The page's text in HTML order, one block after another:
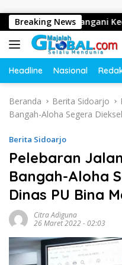
Breaking News
Cepat Tangani
Headline Nasional
Beranda Berita Sidoarjo
Bangah-Aloha Segera
Berita Sidoarjo
Pelebaran
Bangah-Aloha
Dinas PU Bina
Citra Adiguna
26 Maret 2022 - 02:03